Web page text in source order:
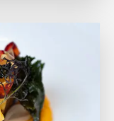
oksekød